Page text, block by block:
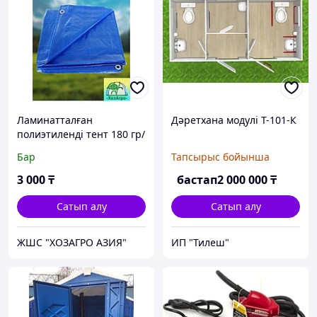
Ламинатталған
полиэтиленді тент 180 гр/
Бар
3 000₸
Сатып алу
ЖШС "ХОЗАГРО АЗИЯ"
Дәретхана модулі Т-101-К
Тапсырыс бойынша
бастап2 000 000₸
Сатып алу
ИП "Тилеш"